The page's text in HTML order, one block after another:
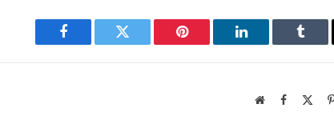
Facebook Twitter Pinterest LinkedIn
WebsiteFacebook